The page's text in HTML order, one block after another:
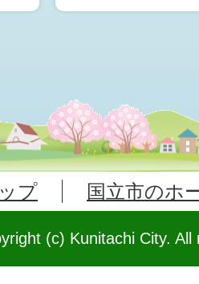
プ 国立市のホ
(c) Kunitachi City.